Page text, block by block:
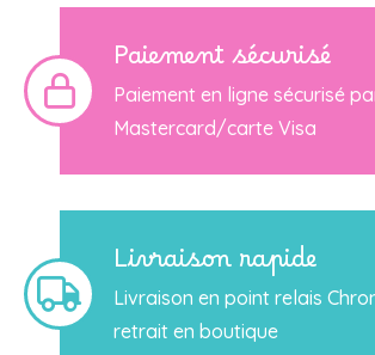
Paiement sécurisé
Paiement en ligne sécurisé
Mastercard/carte Visa
Livraison rapide
Livraison en point relais
retrait en boutique